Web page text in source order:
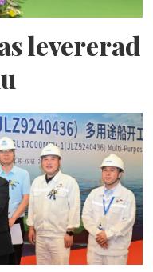
levererad